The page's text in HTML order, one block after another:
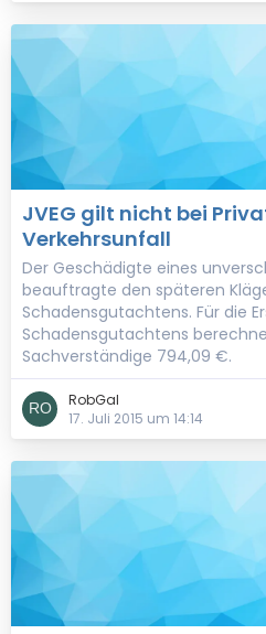
JVEG gilt nicht bei
Verkehrsunfall
Der Geschädigte eines
beauftragte den späteren
Schadensgutachtens. Für die
Schadensgutachtens
Sachverständige 794,09 €.
RobGal
17. Juli 2015 um 14:14